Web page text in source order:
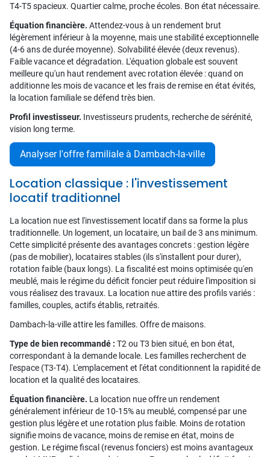
T4-T5 spacieux. Quartier calme, proche écoles. Bon état nécessaire.
Équation financière. Attendez-vous à un rendement brut
légèrement inférieur à la moyenne, mais une stabilité exceptionnelle
(4-6 ans de durée moyenne). Solvabilité élevée (deux revenus).
Faible vacance et dégradation. L'équation globale est souvent
meilleure qu'un haut rendement avec rotation élevée : quand on
additionne les mois de vacance et les frais de remise en état évités,
la location familiale se défend très bien.
Profil investisseur. Investisseurs prudents, recherche de sérénité,
vision long terme.
Analyser l'offre familiale à Dambach-la-ville
Location classique : l'investissement
locatif traditionnel
La location nue est l'investissement locatif dans sa forme la plus
traditionnelle. Un logement, un locataire, un bail de 3 ans minimum.
Cette simplicité présente des avantages concrets : gestion légère
(pas de mobilier), locataires stables (ils s'installent pour durer),
rotation faible (baux longs). La fiscalité est moins optimisée qu'en
meublé, mais le régime du déficit foncier peut réduire l'imposition si
vous réalisez des travaux. La location nue attire des profils variés :
familles, couples, actifs établis, retraités.
Dambach-la-ville attire les familles. Offre de maisons.
Type de bien recommandé : T2 ou T3 bien situé, en bon état,
correspondant à la demande locale. Les familles recherchent de
l'espace (T3-T4). L'emplacement et l'état conditionnent la rapidité de
location et la qualité des locataires.
Équation financière. La location nue offre un rendement
généralement inférieur de 10-15% au meublé, compensé par une
gestion plus légère et une rotation plus faible. Moins de rotation
signifie moins de vacance, moins de remise en état, moins de
gestion. Le régime fiscal (revenus fonciers) est moins avantageux